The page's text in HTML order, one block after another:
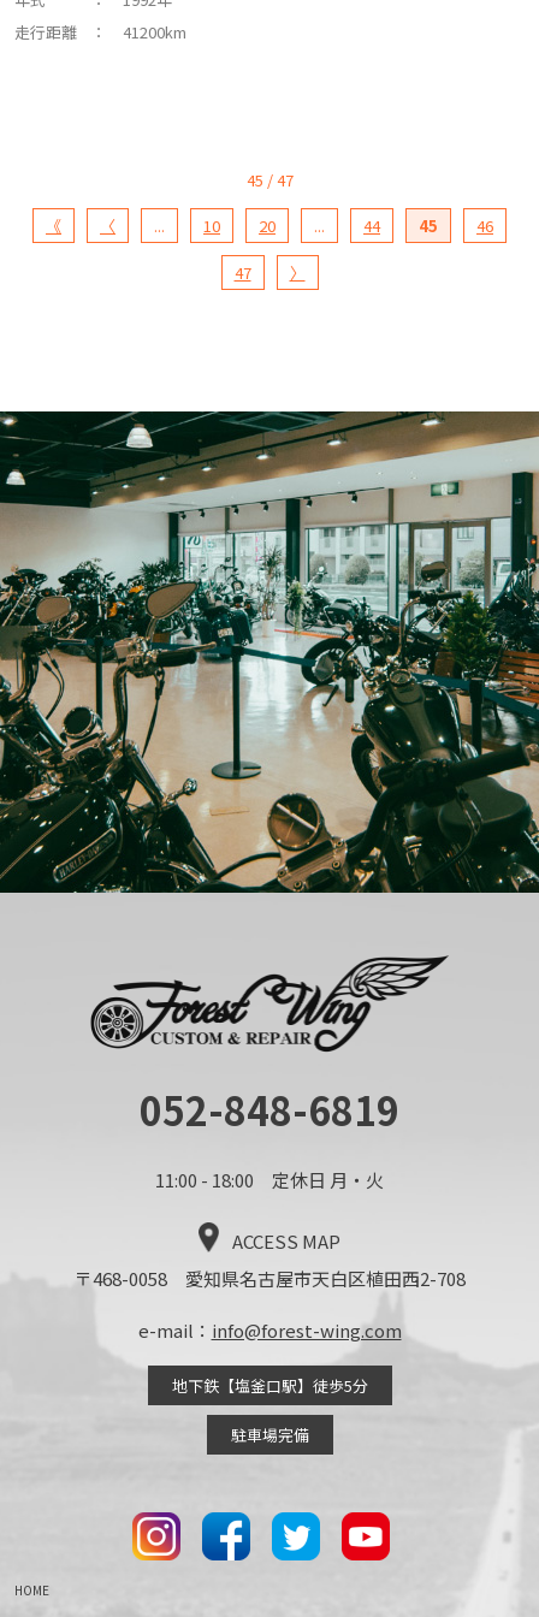
走行距離
： 41200km
45 / 47
《
〈 ... 10 20 ... 44 45 46
47 〉
052-848-6819
11:00 - 18:00 定休日 月・火
ACCESS MAP
〒468-0058 愛知県名古屋市天白区植田西2-708
e-mail： info@forest-wing.com
地下鉄【塩釜口駅】徒歩5分
駐車場完備
HOME